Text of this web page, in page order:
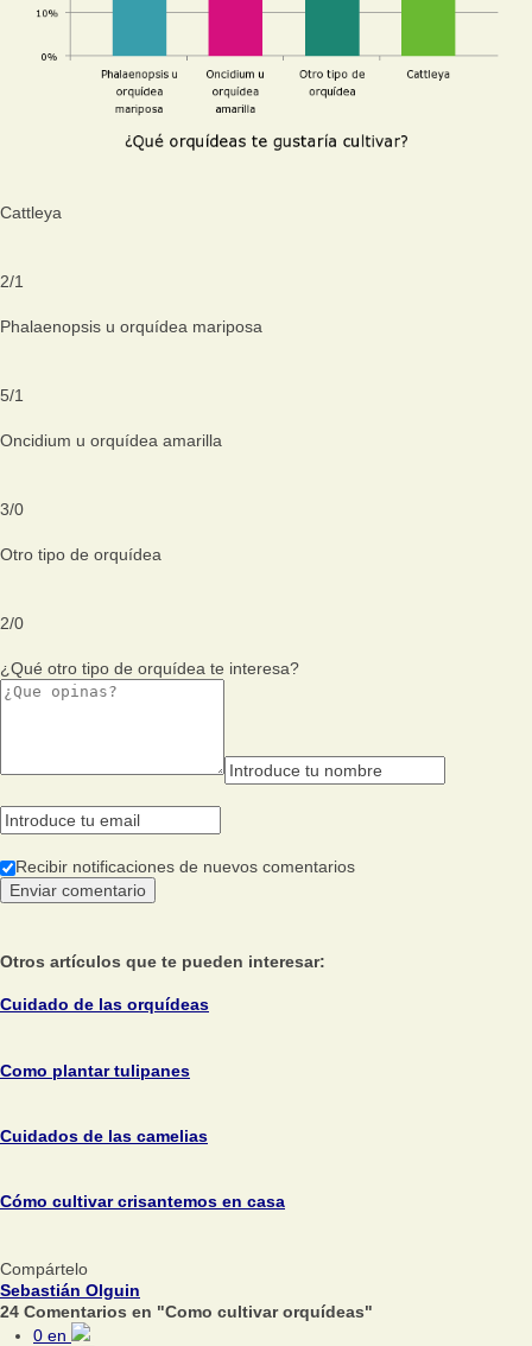
Cattleya
2/1
Phalaenopsis u orquídea mariposa
5/1
Oncidium u orquídea amarilla
3/0
Otro tipo de orquídea
2/0
¿Qué otro tipo de orquídea te interesa?
Recibir notificaciones de nuevos comentarios
Otros artículos que te pueden interesar:
Cuidado de las orquídeas
Como plantar tulipanes
Cuidados de las camelias
Cómo cultivar crisantemos en casa
Compártelo
Sebastián Olguin
24 Comentarios en "Como cultivar orquídeas"
0 en